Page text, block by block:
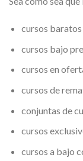
cursos
cursos bajo
cursos en
cursos de
conjuntas de
cursos
cursos a bajo